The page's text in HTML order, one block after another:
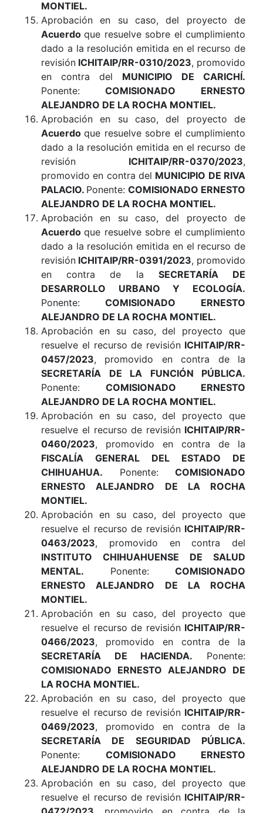
MONTIEL.
Aprobación en su caso, del proyecto de
Acuerdoque resuelve sobre el cumplimiento
dado a la resolución emitida en el recurso de
revisión ICHITAIP/RR-0310/2023, promovido
en contra del MUNICIPIO DE CARICHÍ.
Ponente: COMISIONADO ERNESTO
ALEJANDRO DE LA ROCHA MONTIEL.
Aprobación en su caso, del proyecto de
Acuerdoque resuelve sobre el cumplimiento
dado a la resolución emitida en el recurso de
revisión ICHITAIP/RR-0370/2023,
promovido en contra del MUNICIPIO DE RIVA
PALACIO. Ponente: COMISIONADO ERNESTO
ALEJANDRO DE LA ROCHA MONTIEL.
Aprobación en su caso, del proyecto de
Acuerdoque resuelve sobre el cumplimiento
dado a la resolución emitida en el recurso de
revisión ICHITAIP/RR-0391/2023, promovido
en contra de la SECRETARÍA DE
DESARROLLO URBANO Y ECOLOGÍA.
Ponente: COMISIONADO ERNESTO
ALEJANDRO DE LA ROCHA MONTIEL.
Aprobación en su caso, del proyecto que
resuelve el recurso de revisión ICHITAIP/RR-
0457/2023, promovido en contra de la
SECRETARÍA DE LA FUNCIÓN PÚBLICA.
Ponente: COMISIONADO ERNESTO
ALEJANDRO DE LA ROCHA MONTIEL.
Aprobación en su caso, del proyecto que
resuelve el recurso de revisión ICHITAIP/RR-
0460/2023, promovido en contra de la
FISCALÍA GENERAL DEL ESTADO DE
CHIHUAHUA. Ponente: COMISIONADO
ERNESTO ALEJANDRO DE LA ROCHA
MONTIEL.
Aprobación en su caso, del proyecto que
resuelve el recurso de revisión ICHITAIP/RR-
0463/2023, promovido en contra del
INSTITUTO CHIHUAHUENSE DE SALUD
MENTAL. Ponente: COMISIONADO
ERNESTO ALEJANDRO DE LA ROCHA
MONTIEL.
Aprobación en su caso, del proyecto que
resuelve el recurso de revisión ICHITAIP/RR-
0466/2023, promovido en contra de la
SECRETARÍA DE HACIENDA. Ponente:
COMISIONADO ERNESTO ALEJANDRO DE
LA ROCHA MONTIEL.
Aprobación en su caso, del proyecto que
resuelve el recurso de revisión ICHITAIP/RR-
0469/2023, promovido en contra de la
SECRETARÍA DE SEGURIDAD PÚBLICA.
Ponente: COMISIONADO ERNESTO
ALEJANDRO DE LA ROCHA MONTIEL.
Aprobación en su caso, del proyecto que
resuelve el recurso de revisión ICHITAIP/RR-